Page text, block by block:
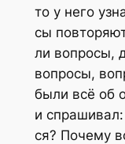
то у него
сы
ли вопро­сы,
вопро­сы,
были всё об
и
ся? Поче­му